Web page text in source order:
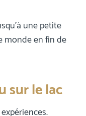
une petite
monde en fin de
sur le lac